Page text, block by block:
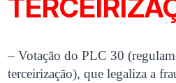
– Votação do PLC 30
terceirização), que legaliza a